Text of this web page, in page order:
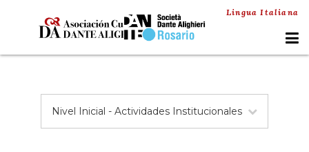
Lingua Italiana
Nivel Inicial - Actividades Institucionales